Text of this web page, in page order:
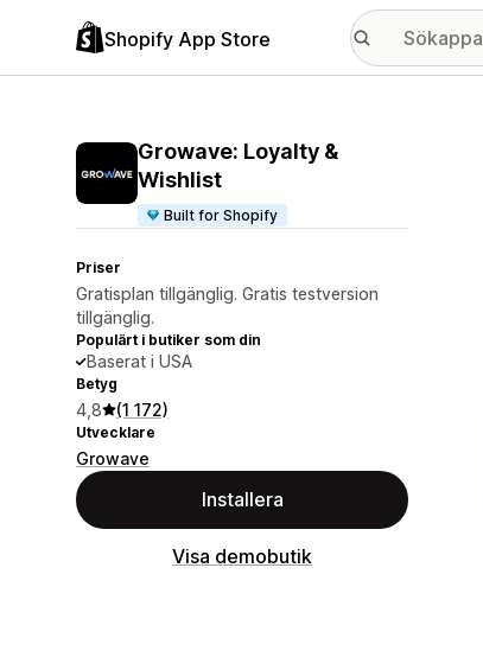
Shopify App Store
Growave: Loyalty &
Wishlist
Built for Shopify
Priser
Gratisplan tillgänglig. Gratis testversion
tillgänglig.
Populärt i butiker som din
Baserat i USA
Betyg
4,8 (1 172)
Utvecklare
Growave
Installera
Visa demobutik